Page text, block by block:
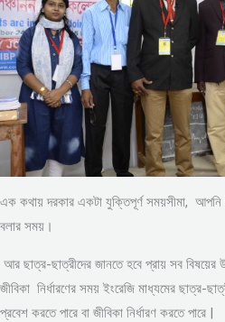
এক কথায় দরকার একটা যুক্তিপূর্ণ সময়সীমা, আপনি
বলার সময়।
আর ছাত্র-ছাত্রীদের জানতে হবে প্রায় সব বিষয়ের
জীবিকা নির্ধারণের সময় ইংরেজি মাধ্যমের ছাত্র-
প্রবেশ করতে পারে বা জীবিকা নির্ধারণ করতে পারে |